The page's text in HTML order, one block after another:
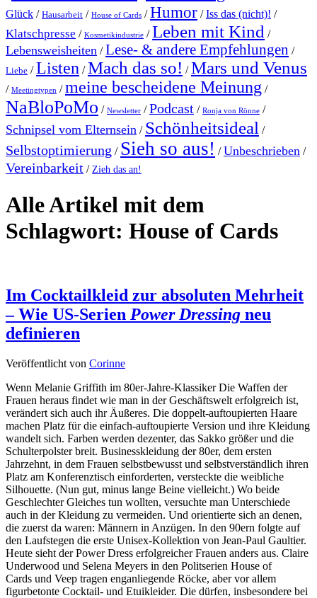
Glück / Hausarbeit / House of Cards /Humor /Iss das (nicht)! /
Klatschpresse / Kosmetikindustrie /Leben mit Kind /
Lebensweisheiten /Lese- & andere Empfehlungen /
Liebe /Listen /Mach das so! /Mars und Venus
/ Meetingtypen /meine bescheidene Meinung /
NaBloPoMo / Newsletter /Podcast / Ronja von Rönne /
Schnipsel vom Elternsein / Schönheitsideal /
Selbstoptimierung / Sieh so aus! /Unbeschrieben /
Vereinbarkeit / Zieh das an!
Alle Artikel mit dem
Schlagwort: House of Cards
Im Cocktailkleid zur absoluten Mehrheit
– Wie US-Serien Power Dressing neu
definieren
Veröffentlicht von Corinne
Wenn Melanie Griffith im 80er-Jahre-Klassiker Die Waffen der
Frauen heraus findet wie man in der Geschäftswelt erfolgreich ist,
verändert sich auch ihr Äußeres. Die doppelt-auftoupierten Haare
machen Platz für die einfach-auftoupierte Version und ihre Kleidung
wandelt sich. Farben werden dezenter, das Sakko größer und die
Schulterpolster breit. Businesskleidung der 80er, dem ersten
Jahrzehnt, in dem Frauen selbstbewusst und selbstverständlich ihren
Platz am Konferenztisch einforderten, versteckte die weibliche
Silhouette. (Nun gut, minus lange Beine vielleicht.) Wo beide
Geschlechter Gleiches tun wollten, versuchte man Unterschiede
auch in der Kleidung zu vermeiden. Und orientierte sich an denen,
die zuerst da waren: Männern in Anzügen. In den 90ern folgte auf
den Laufstegen die erste Unisex-Kollektion von Jean-Paul Gaultier.
Heute sieht der Power Dress erfolgreicher Frauen anders aus. Claire
Underwood und Selena Meyers in den Politserien House of
Cards und Veep tragen enganliegende Röcke, aber vor allem
figurbetonte Cocktail- und Etuikleider. Die dürfen, insbesondere bei